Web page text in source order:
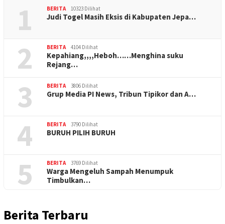
1 BERITA 10323 Dilihat
Judi Togel Masih Eksis di Kabupaten Jepa…
2 BERITA 4104 Dilihat
Kepahiang,,,,Heboh……Menghina suku
Rejang…
3 BERITA 3806 Dilihat
Grup Media PI News, Tribun Tipikor dan A…
4 BERITA 3790 Dilihat
BURUH PILIH BURUH
5 BERITA 3769 Dilihat
Warga Mengeluh Sampah Menumpuk
Timbulkan…
Berita Terbaru